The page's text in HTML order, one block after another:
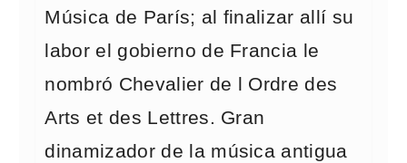
Música de París; al finalizar allí su
labor el gobierno de Francia le
nombró Chevalier de l Ordre des
Arts et des Lettres. Gran
dinamizador de la música antigua